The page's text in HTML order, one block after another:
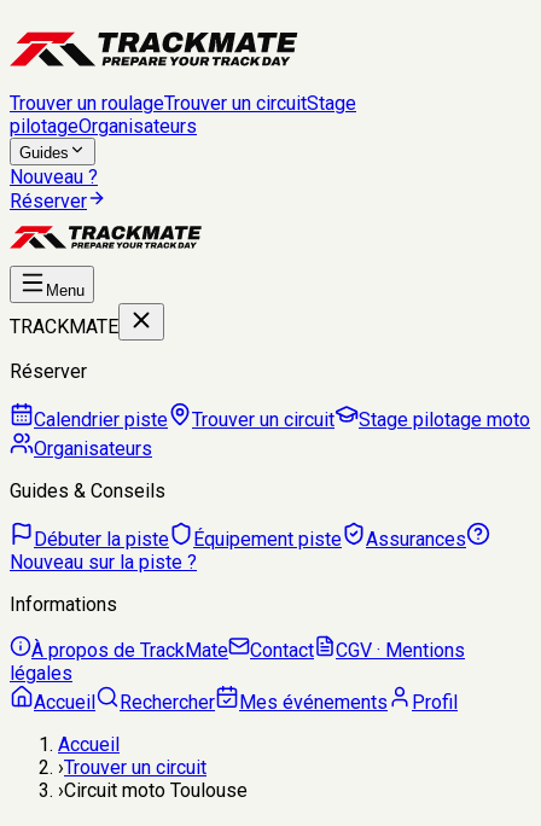
Trouver un roulageTrouver un circuitStage
pilotageOrganisateurs
Guides
Nouveau ?
Réserver
Menu
TRACKMATE
Réserver
Calendrier piste Trouver un circuit
Stage pilotage moto
Organisateurs
Guides & Conseils
Débuter la piste Équipement piste
Assurances
Nouveau sur la piste ?
Informations
À propos de TrackMate
Contact
CGV · Mentions
légales
Accueil
Rechercher Mes événements
Profil
Accueil
›Trouver un circuit
›Circuit moto Toulouse